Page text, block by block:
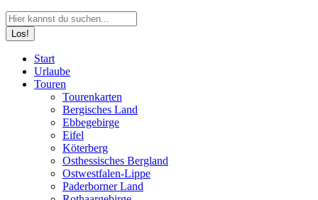
Search:
page
opens
page
opens
page
opens
Start
Urlaube
Touren
Tourenkarten
Bergisches Land
Ebbegebirge
Eifel
Köterberg
Osthessisches Bergland
Ostwestfalen-Lippe
Paderborner Land